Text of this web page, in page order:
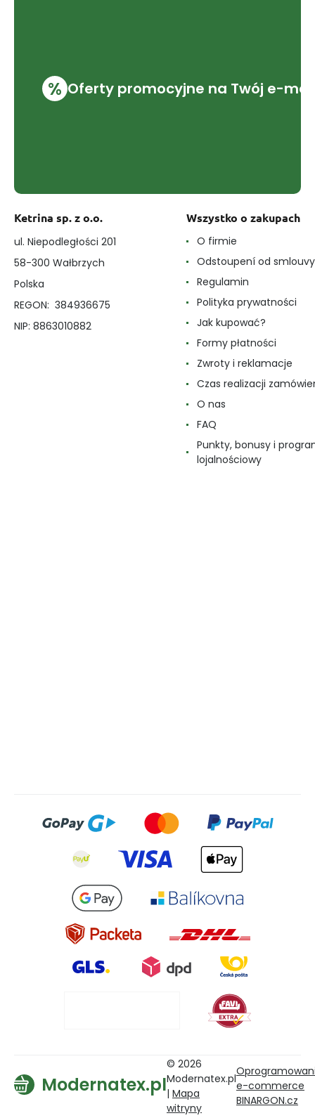
% Oferty promocyjne na Twój e-mail
Ketrina sp. z o.o.
ul. Niepodległości 201
58-300 Wałbrzych
Polska
REGON: 384936675
NIP: 8863010882
Wszystko o zakupach
O firmie
Odstoupení od smlouvy
Regulamin
Polityka prywatności
Jak kupować?
Formy płatności
Zwroty i reklamacje
Czas realizacji
O nas
FAQ
Punkty, bonusy i
lojalnościowy
Modernatex.pl
© 2026
Modernatex.pl
| Mapa
witryny
e-commerce
BINARGON.cz